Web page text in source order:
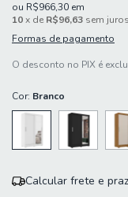
ou R$966,30 em
10x de R$96,63 sem juros
Formas de pagamento
O desconto no PIX é
Cor: Branco
Calcular frete e